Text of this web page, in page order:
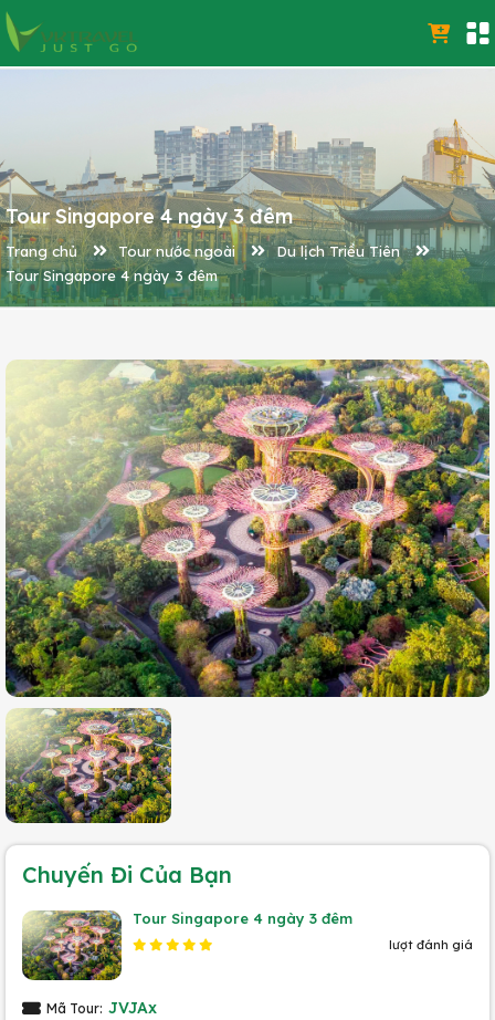
Tour Singapore 4 ngày 3 đêm
Trang chủ Tour nước ngoài
Du lịch Triều Tiên
Tour Singapore 4 ngày 3 đêm
Chuyến Đi Của Bạn
Tour Singapore 4 ngày 3 đêm
lượt đánh giá
Mã Tour: JVJAx